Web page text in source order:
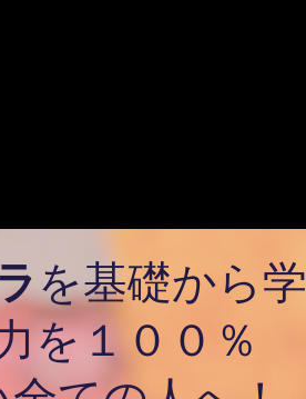
を基礎から
を１００％